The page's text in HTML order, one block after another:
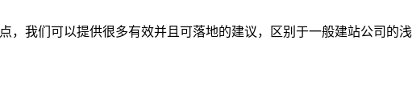
，我们可以提供很多有效并且可落地的建议，区别于一般建站公司的